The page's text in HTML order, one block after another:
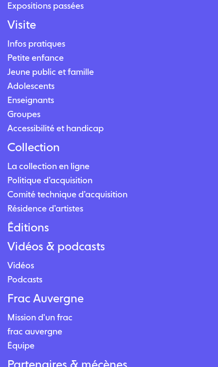
Expositions passées
Visite
Infos pratiques
Petite enfance
Jeune public et famille
Adolescents
Enseignants
Groupes
Accessibilité et handicap
Collection
La collection en ligne
Politique d’acquisition
Comité technique d’acquisition
Résidence d’artistes
Éditions
Vidéos & podcasts
Vidéos
Podcasts
Frac Auvergne
Mission d'un frac
frac auvergne
Équipe